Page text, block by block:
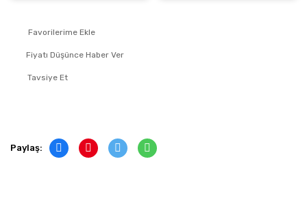
Fiyatı Düşünce Haber Ver
Tavsiye Et
Paylaş: